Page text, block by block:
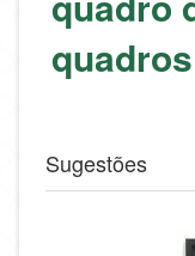
Sugestões